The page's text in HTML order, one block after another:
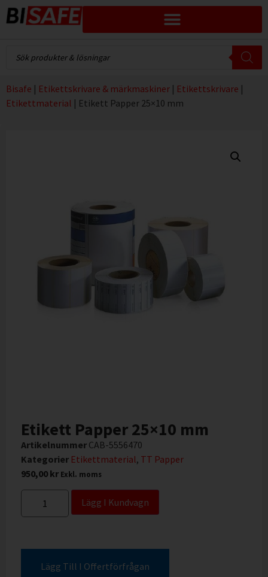
Bisafe | Etikettskrivare & märkmaskiner | Etikettskrivare |
Etikettmaterial | Etikett Papper 25×10 mm
Etikett Papper 25×10 mm
Artikelnummer CAB-5556470
Kategorier Etikettmaterial, TT Papper
950,00 kr Exkl. moms
Lägg I Kundvagn
Lägg Till I Offertförfrågan